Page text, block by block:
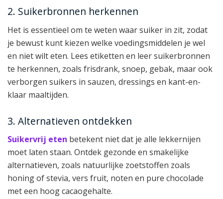
2. Suikerbronnen herkennen
Het is essentieel om te weten waar suiker in zit, zodat
je bewust kunt kiezen welke voedingsmiddelen je wel
en niet wilt eten. Lees etiketten en leer suikerbronnen
te herkennen, zoals frisdrank, snoep, gebak, maar ook
verborgen suikers in sauzen, dressings en kant-en-
klaar maaltijden.
3. Alternatieven ontdekken
Suikervrij eten betekent niet dat je alle lekkernijen
moet laten staan. Ontdek gezonde en smakelijke
alternatieven, zoals natuurlijke zoetstoffen zoals
honing of stevia, vers fruit, noten en pure chocolade
met een hoog cacaogehalte.